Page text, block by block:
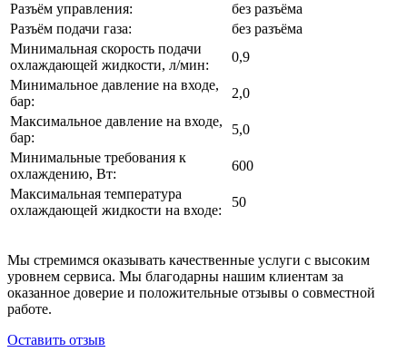
Разъём управления:
без разъёма
Разъём подачи газа:
без разъёма
Минимальная скорость подачи
охлаждающей жидкости, л/мин:
0,9
Минимальное давление на входе,
бар:
2,0
Максимальное давление на входе,
бар:
5,0
Минимальные требования к
охлаждению, Вт:
600
Максимальная температура
охлаждающей жидкости на входе:
50
Мы стремимся оказывать качественные услуги с высоким
уровнем сервиса. Мы благодарны нашим клиентам за
оказанное доверие и положительные отзывы о совместной
работе.
Оставить отзыв